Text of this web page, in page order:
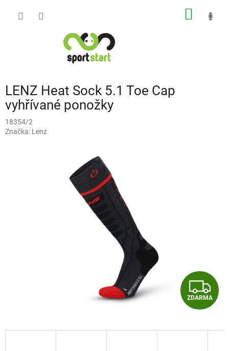
LENZ Heat Sock 5.1 Toe Cap
vyhřívané ponožky
18354/2
Značka: Lenz
Z
D
A
ZDARMA